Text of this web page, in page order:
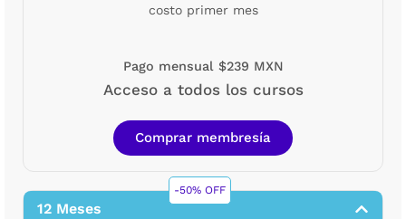
costo primer mes
Pago mensual $239 MXN
Acceso a todos los cursos
Comprar membresía
-50% OFF
12 Meses